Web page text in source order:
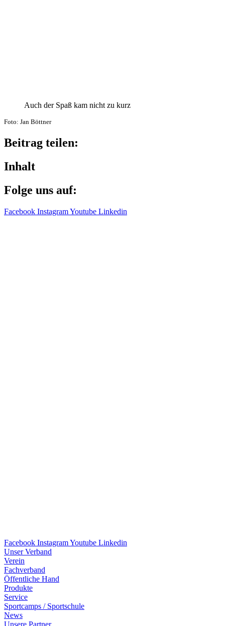
Auch der Spaß kam nicht zu kurz
Foto: Jan Böttner
Beitrag teilen:
Inhalt
Folge uns auf:
Facebook InstagramYoutube Linkedin
Facebook InstagramYoutube Linkedin
Unser Verband
Verein
Fach­ver­band
Öffent­li­che Hand
Produkte
Service
Sport­camps / Sportschule
News
Unsere Part­ner